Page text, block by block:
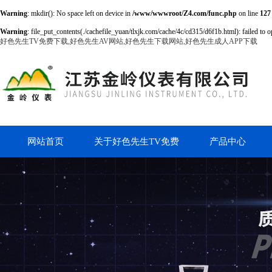
Warning: mkdir(): No space left on device in /www/wwwroot/Z4.com/func.php on line 127
Warning: file_put_contents(./cachefile_yuan/tlxjk.com/cache/4c/cd315/d6f1b.html): failed to
好色先生TV免费下载,好色先生AV网站,好色先生下载网站,好色先生成人APP下载
网站首页 关于好色先生TV免费 产品中心